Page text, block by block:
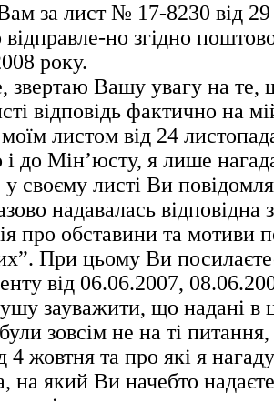
за лист № 17-8230 від 29
відправле-но згідно
року.
звертаю Вашу увагу на те,
відповідь фактично на
листом від 24
і до Мін’юсту, я лише
своєму листі Ви
надавалась відповідна
про обставини та мотиви
При цьому Ви
від 06.06.2007,
зауважити, що надані в
були зовсім не на ті
4 жовтня та про які я
на який Ви начебто